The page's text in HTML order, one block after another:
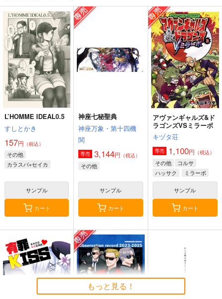
L’HOMME IDEAL0.5
すしとかき
157円 （税込）
その他
カラスバ×セイカ
サンプル
カート
神座七秘聖典
神座万象・第十四機
関
専売 3,144円 （税込）
その他
サンプル
カート
アヴァンギャルズ&ド
ラゴンズVSミラーボ
キヅタ荘
専売 1,100円 （税込）
その他
コルサ
ハッサク
ミラーボ
サンプル
カート
もっと見る！